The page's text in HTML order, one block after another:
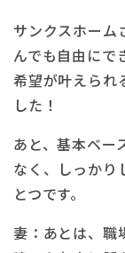
サンクスホーム
んでも自由にで
希望が叶えられ
した！
あと、基本ベー
なく、しっかり
とつです。
妻：あとは、職